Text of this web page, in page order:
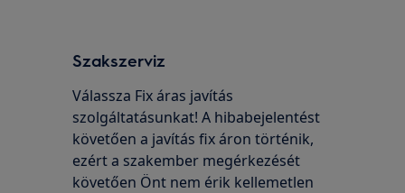
Szakszerviz
Válassza Fix áras javítás
szolgáltatásunkat! A hibabejelentést
követően a javítás fix áron történik,
ezért a szakember megérkezését
követően Önt nem érik kellemetlen